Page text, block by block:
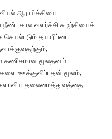
ஆராய்ச்சியை
வளர்ச்சி சுழற்சியைக்
தயாரிப்பை
கணிசமான மூலதனம்
ஊக்குவிப்பதன் மூலம்,
தலைமைத்துவத்தை